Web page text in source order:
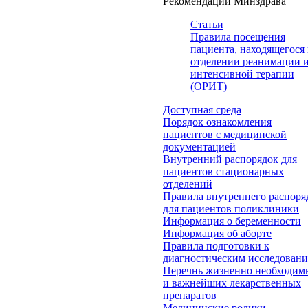
Статьи
Правила посещения
пациента, находящегося
отделении реанимации и
интенсивной терапии
(ОРИТ)
Доступная среда
Порядок ознакомления
пациентов с медицинской
документацией
Внутренний распорядок для
пациентов стационарных
отделений
Правила внутреннего
для пациентов поликлиники
Информация о беременности
Информация об аборте
Правила подготовки к
диагностическим
Перечнь жизненно
и важнейших лекарственных
препаратов